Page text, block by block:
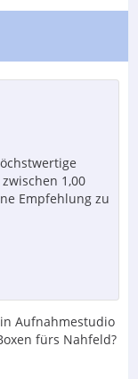
1,00
Empfehlung zu
Aufnahmestudio
fürs Nahfeld?